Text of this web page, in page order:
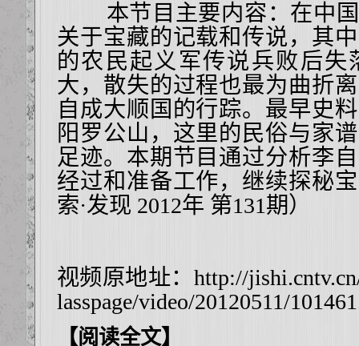
本节目主要内容：在中国
关于宝藏的记载和传说，其
的农民起义军传说兵败后失
大，散失的过程也最为曲折
自成大顺国的行踪。最早史
阳罗公山，这里的民俗与家
足迹。本期节目通过分析李
经过和准备工作，继续探秘
索·发现 2012年 第131期）
视频原地址： http://
lasspage/video/20120511/
【阅读全文】